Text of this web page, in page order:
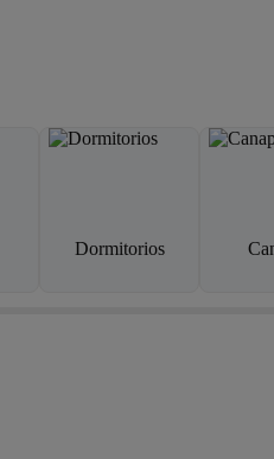
Dormitorios